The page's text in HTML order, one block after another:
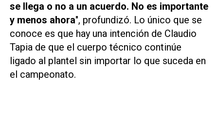
se llega o no a un acuerdo. No es importante
y menos ahora", profundizó. Lo único que se
conoce es que hay una intención de Claudio
Tapia de que el cuerpo técnico continúe
ligado al plantel sin importar lo que suceda en
el campeonato.